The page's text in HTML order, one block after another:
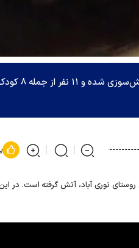
به گزارش رسانه‌های پاکستان، یک اتوبوس حامل سیل‌زدگان در ایالت سند دچار سانحه
حوالی روستای نوری آباد، آتش گرفته است. در